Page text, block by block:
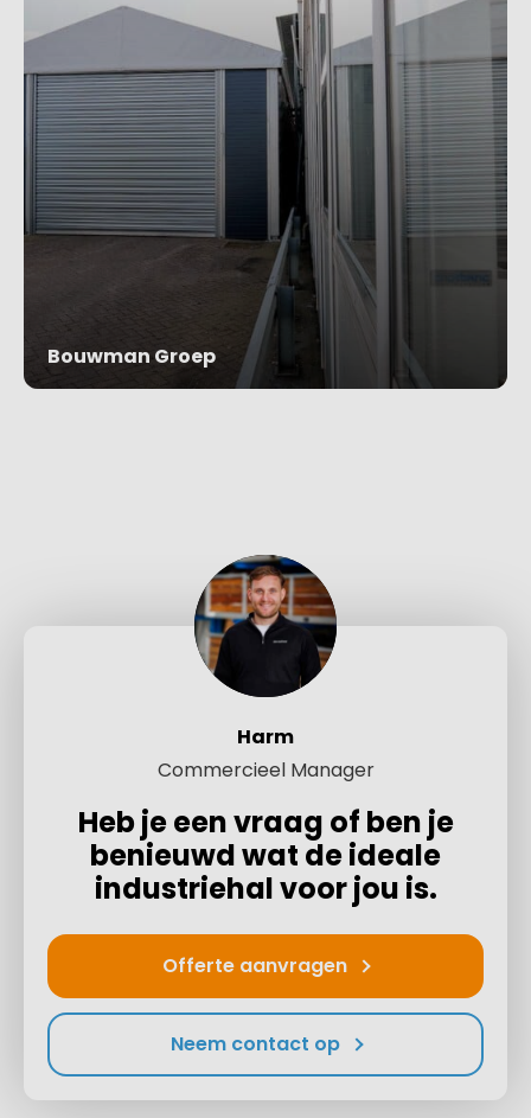
Bouwman Groep
Harm
Commercieel Manager
Heb je een vraag of ben je
benieuwd wat de ideale
industriehal voor jou is.
Offerte aanvragen
Neem contact op